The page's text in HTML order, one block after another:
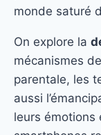
monde saturé
On explore la
mécanismes
parentale, les
aussi
leurs émotions